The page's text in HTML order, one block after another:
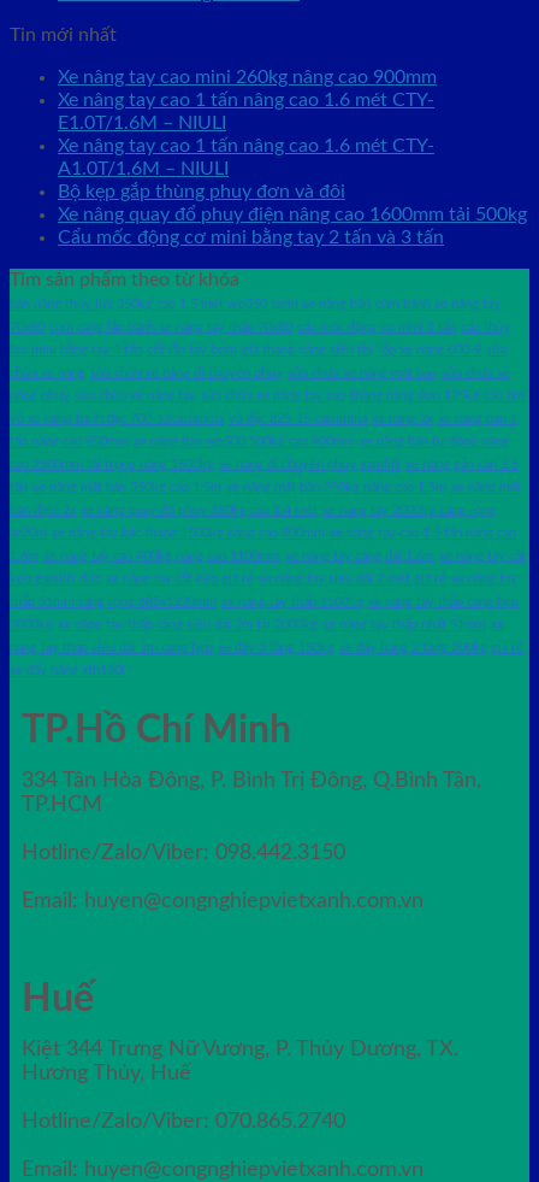
Tin mới nhất
Xe nâng tay cao mini 260kg nâng cao 900mm
Xe nâng tay cao 1 tấn nâng cao 1.6 mét CTY-
E1.0T/1.6M – NIULI
Xe nâng tay cao 1 tấn nâng cao 1.6 mét CTY-
A1.0T/1.6M – NIULI
Bộ kẹp gắp thùng phuy đơn và đôi
Xe nâng quay đổ phuy điện nâng cao 1600mm tải 500kg
Cẩu mốc động cơ mini bằng tay 2 tấn và 3 tấn
Tìm sản phẩm theo từ khóa
bàn nâng thủy lực 350kg cao 1.5 mét wp350 bơm xe nâng bàn cùm bánh xe nâng tay
70x80 cùm càng lắp bánh xe nâng tay thấp 70x80 cẩu móc động cơ mini 1 tấn cẩu thủy
lực mini bằng tay 1 tấn cốt lắp tay bơm giá thang nâng siêu thị lốp xe nâng 600-9 sửa
chữa xe nâng sửa chữa xe nâng di chuyển phuy sửa chữa xe nâng mặt bàn sửa chữa xe
nâng phuy sửa chữa xe nâng tay sửa chữa xe nâng tay cao thang nâng đơn 125kg cao 8m
vỏ xe nâng bánh đặc 700-12casumina vỏ đặc 825-15 casumina xe nâng 2x xe nâng bàn 1
tấn nâng cao 950mm xe nâng bàn wp500 500kg cao 900mm xe nâng bán tự động nâng
cao 2500mm tải trọng nâng 1500kg xe nâng di chuyển phuy gamlift xe nâng gắn cân 2.5
tấn xe nâng mặt bàn 350kg cao 1.5m xe nâng mặt bàn 350kg nâng cao 1.5m xe nâng mặt
bàn điện 2x xe nâng quay đổ phuy 350kg cao 1.4 mét xe nâng tay 2000kg càng rộng
ac20m xe nâng tay bậc thang 1500kg nâng cao 800mm xe nâng tay cao 1.5 tấn nâng cao
1.6m xe nâng tay cao 400kg nâng cao 1100mm xe nâng tay càng dài 1.6m xe nâng tay cắt
kéo gamlift đức xe nâng tay cắt kéo giá rẻ xe nâng tay siêu dài 2 mét giá rẻ xe nâng tay
thấp 51mm càng rộng 685x1220mm xe nâng tay thấp 1500kg xe nâng tay thấp càng hẹp
2000kg xe nâng tay thấp càng siêu dài 2m tải 2000kg xe nâng tay thấp nhất 51mm xe
nâng tay thấp siêu dài 2m càng hẹp xe đẩy 3 tầng 150kg xe đẩy hàng 2 tầng 200kg giá rẻ
xe đẩy hàng xth130l
TP.Hồ Chí Minh
334 Tân Hòa Đông, P. Bình Trị Đông, Q.Bình Tân,
TP.HCM
Hotline/Zalo/Viber: 098.442.3150
Email: huyen@congnghiepvietxanh.com.vn
Huế
Kiệt 344 Trưng Nữ Vương, P. Thủy Dương, TX.
Hương Thủy, Huế
Hotline/Zalo/Viber: 070.865.2740
Email: huyen@congnghiepvietxanh.com.vn